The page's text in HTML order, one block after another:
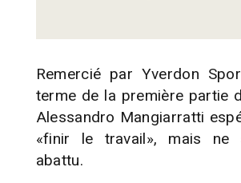
Remercié par Yverdon
terme de la première partie
Alessandro Mangiarratti
«finir le travail», mais
abattu.